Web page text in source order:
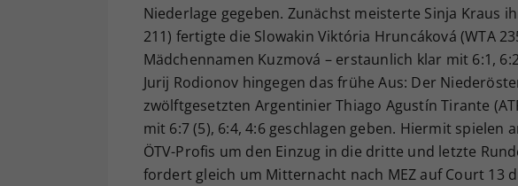
Niederlage gegeben. Zunächst meisterte Sinja Kraus
211) fertigte die Slowakin Viktória Hruncáková (WTA
Mädchennamen Kuzmová – erstaunlich klar mit 6:1,
Jurij Rodionov hingegen das frühe Aus: Der
zwölftgesetzten Argentinier Thiago Agustín Tirante
mit 6:7 (5), 6:4, 4:6 geschlagen geben. Hiermit spielen
ÖTV-Profis um den Einzug in die dritte und letzte
fordert gleich um Mitternacht nach MEZ auf Court 13